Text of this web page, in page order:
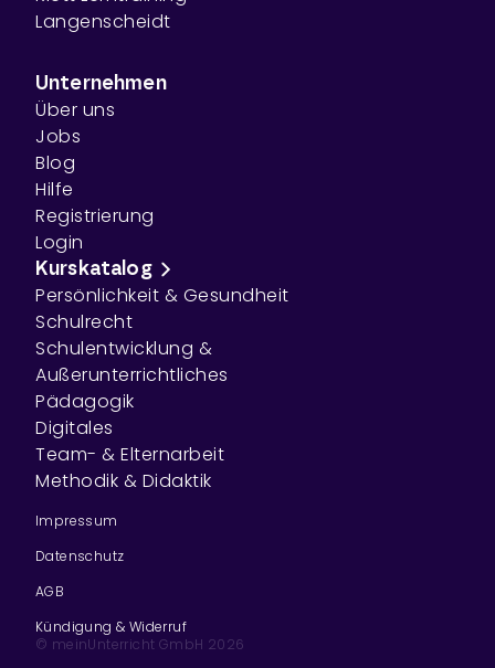
Langenscheidt
Unternehmen
Über uns
Jobs
Blog
Hilfe
Registrierung
Login
Kurskatalog
Persönlichkeit & Gesundheit
Schulrecht
Schulentwicklung &
Außerunterrichtliches
Pädagogik
Digitales
Team- & Elternarbeit
Methodik & Didaktik
© meinUnterricht GmbH 2026
Impressum
Datenschutz
AGB
Kündigung & Widerruf